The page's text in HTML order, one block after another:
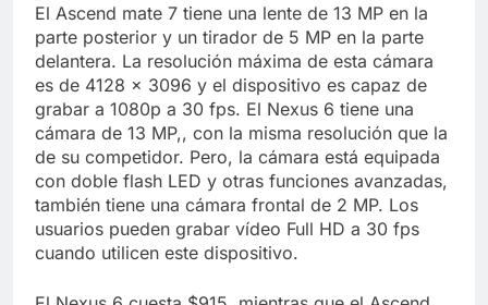
El Ascend mate 7 tiene una lente de 13 MP en la
parte posterior y un tirador de 5 MP en la parte
delantera. La resolución máxima de esta cámara
es de 4128 x 3096 y el dispositivo es capaz de
grabar a 1080p a 30 fps. El Nexus 6 tiene una
cámara de 13 MP,, con la misma resolución que la
de su competidor. Pero, la cámara está equipada
con doble flash LED y otras funciones avanzadas,
también tiene una cámara frontal de 2 MP. Los
usuarios pueden grabar vídeo Full HD a 30 fps
cuando utilicen este dispositivo.